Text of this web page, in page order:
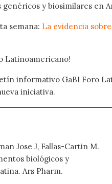
y biosimilares en
semana: La evidencia
Latinoamericano!
informativo GaBI Foro
iniciativa.
Jose J, Fallas-Cartin M.
biológicos y
Ars Pharm.